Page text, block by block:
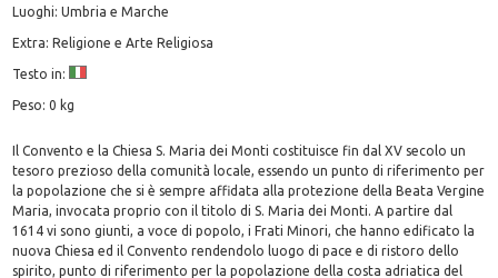
Luoghi: Umbria e Marche
Extra: Religione e Arte Religiosa
Testo in:
Peso: 0 kg
Il Convento e la Chiesa S. Maria dei Monti costituisce fin dal XV secolo un
tesoro prezioso della comunità locale, essendo un punto di riferimento per
la popolazione che si è sempre affidata alla protezione della Beata Vergine
Maria, invocata proprio con il titolo di S. Maria dei Monti. A partire dal
1614 vi sono giunti, a voce di popolo, i Frati Minori, che hanno edificato la
nuova Chiesa ed il Convento rendendolo luogo di pace e di ristoro dello
spirito, punto di riferimento per la popolazione della costa adriatica del